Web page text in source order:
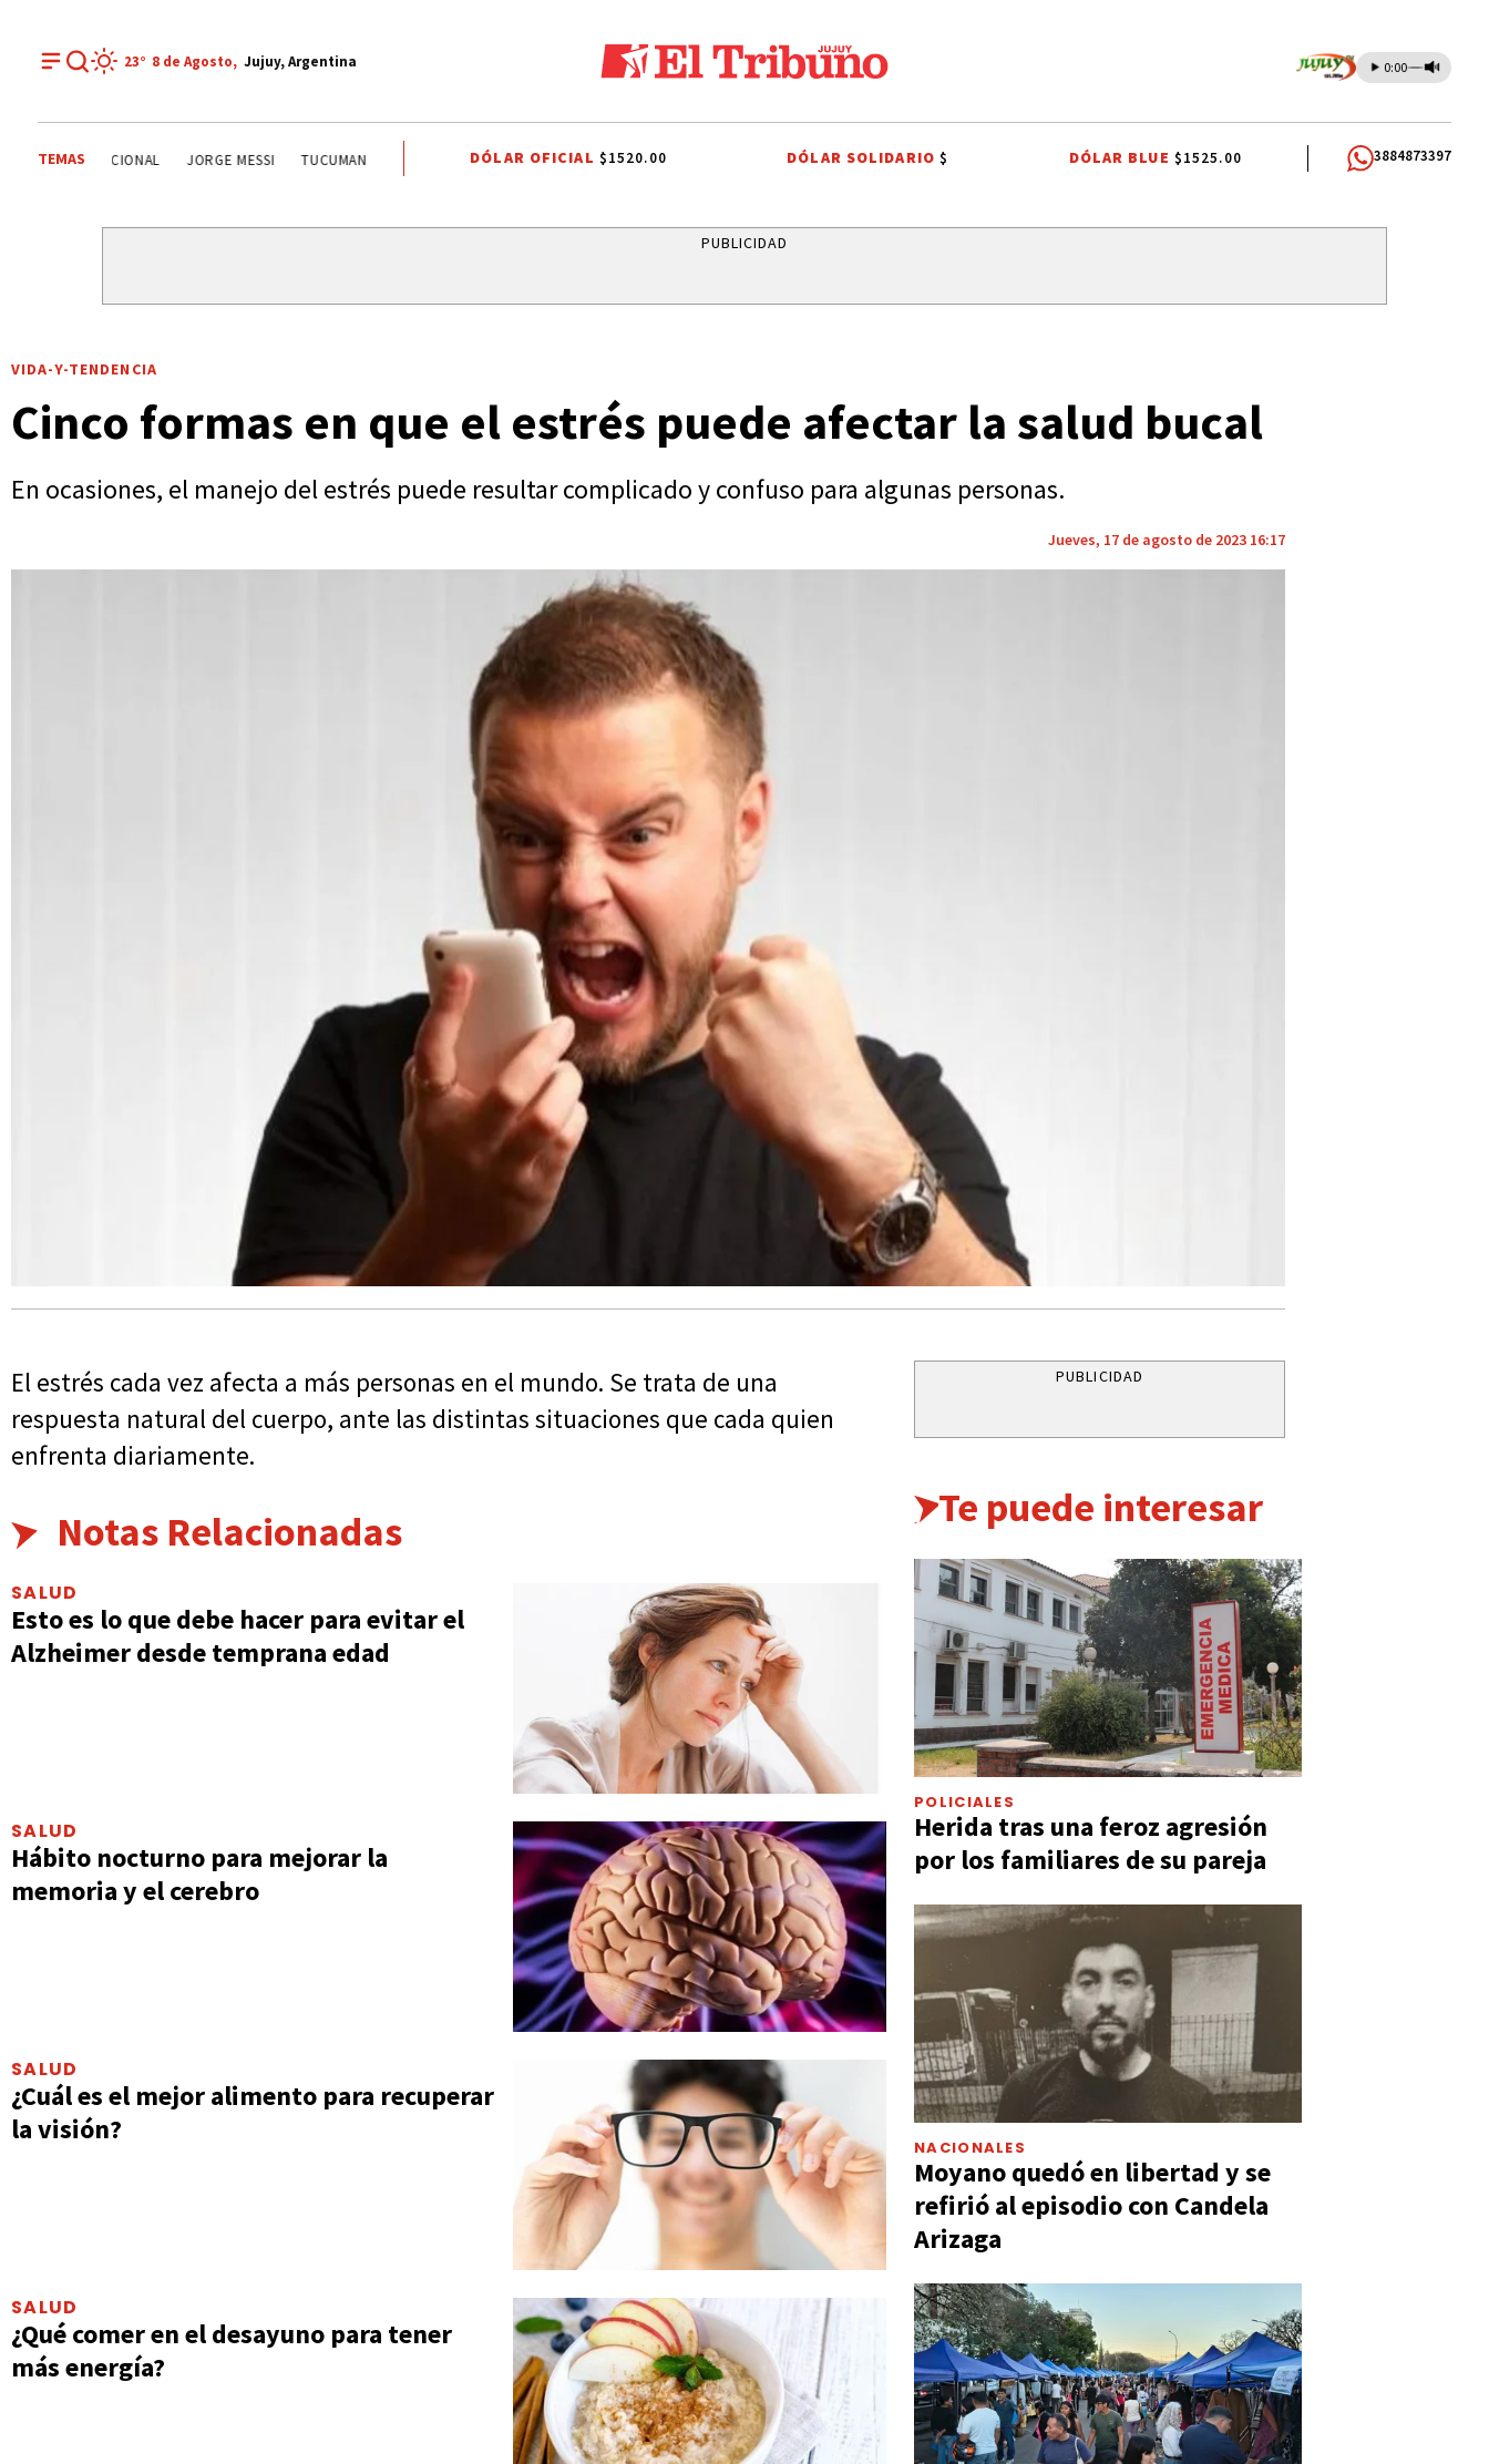
23° 8 de Agosto, Jujuy, Argentina 0:00
TEMAS JORGE MESSI TENDENCIA GOBIERNO NACIONAL JORGE MESSI TUCUMAN HISTORIA DE JORGE MESSI BARCELONA CHIQUI TAPIA CEDEMS
DÓLAR OFICIAL $1520.00 DÓLAR SOLIDARIO$ DÓLAR BLUE $1525.00 3884873397
PUBLICIDAD
VIDA-Y-TENDENCIA
Cinco formas en que el estrés puede afectar la salud bucal
En ocasiones, el manejo del estrés puede resultar complicado y confuso para algunas personas.
Jueves, 17 de agosto de 2023 16:17
El estrés cada vez afecta a más personas en el mundo. Se trata de una
respuesta natural del cuerpo, ante las distintas situaciones que cada quien
enfrenta diariamente.
Notas Relacionadas
SALUD
Esto es lo que debe hacer para evitar el
Alzheimer desde temprana edad
SALUD
Hábito nocturno para mejorar la
memoria y el cerebro
SALUD
¿Cuál es el mejor alimento para recuperar
la visión?
SALUD
¿Qué comer en el desayuno para tener
más energía?
PUBLICIDAD
Te puede interesar
POLICIALES
Herida tras una feroz agresión
por los familiares de su pareja
NACIONALES
Moyano quedó en libertad y se
refirió al episodio con Candela
Arizaga